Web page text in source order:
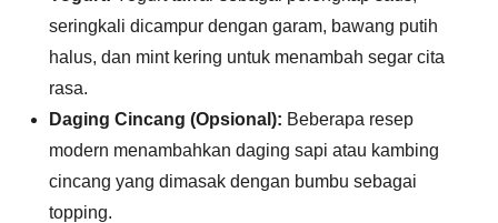
seringkali dicampur dengan garam, bawang putih
halus, dan mint kering untuk menambah segar cita
rasa.
Daging Cincang (Opsional): Beberapa resep
modern menambahkan daging sapi atau kambing
cincang yang dimasak dengan bumbu sebagai
topping.